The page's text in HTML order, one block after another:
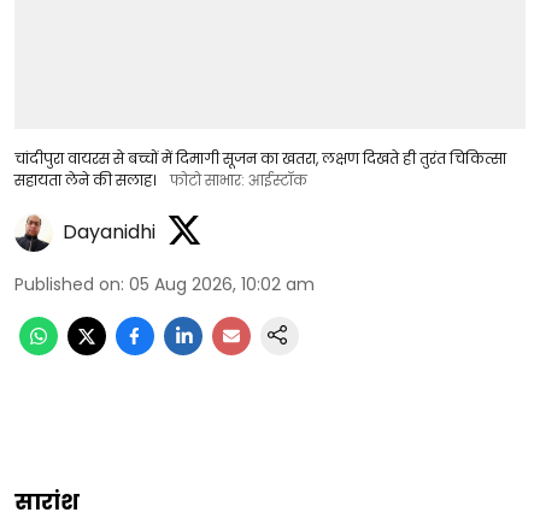
चांदीपुरा वायरस से बच्चों में दिमागी सूजन का खतरा, लक्षण दिखते ही तुरंत चिकित्सा
सहायता लेने की सलाह।
फोटो साभार: आईस्टॉक
Dayanidhi
Published on: 05 Aug 2026, 10:02 am
सारांश